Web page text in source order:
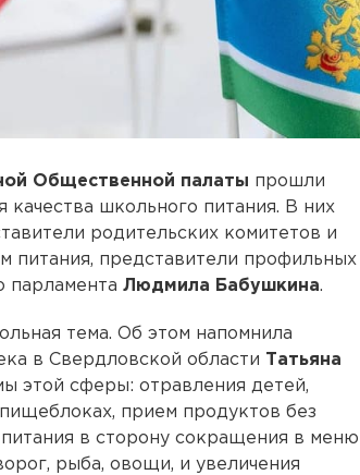
Общественной палаты прошли
качества школьного питания. В них
родительских комитетов и
питания, представители профильных
парламента Людмила Бабушкина.
тема. Об этом напомнила
в Свердловской области Татьяна
этой сферы: отравления детей,
прием продуктов без
в сторону сокращения в меню
рыба, овощи, и увеличения